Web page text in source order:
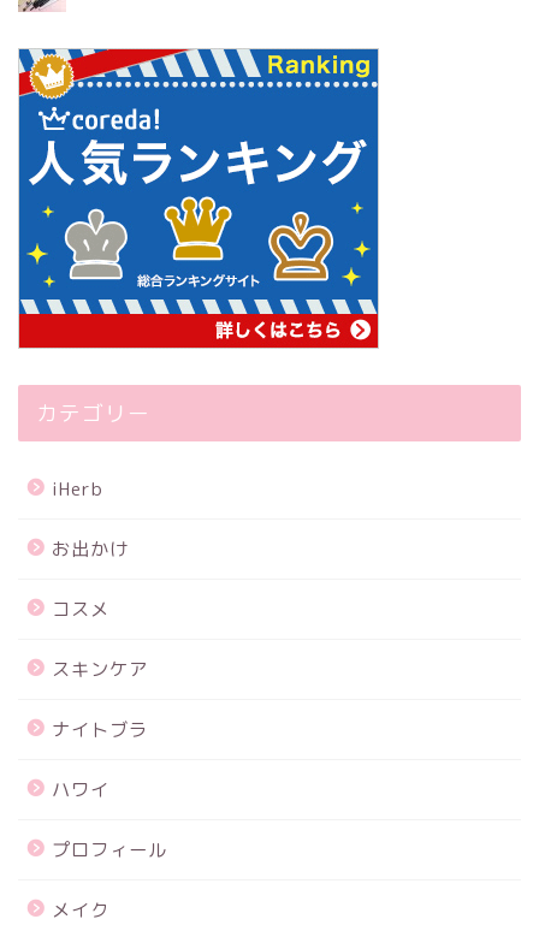
カテゴリー
iHerb
お出かけ
コスメ
スキンケア
ナイトブラ
ハワイ
プロフィール
メイク